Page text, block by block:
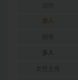
单人
多人